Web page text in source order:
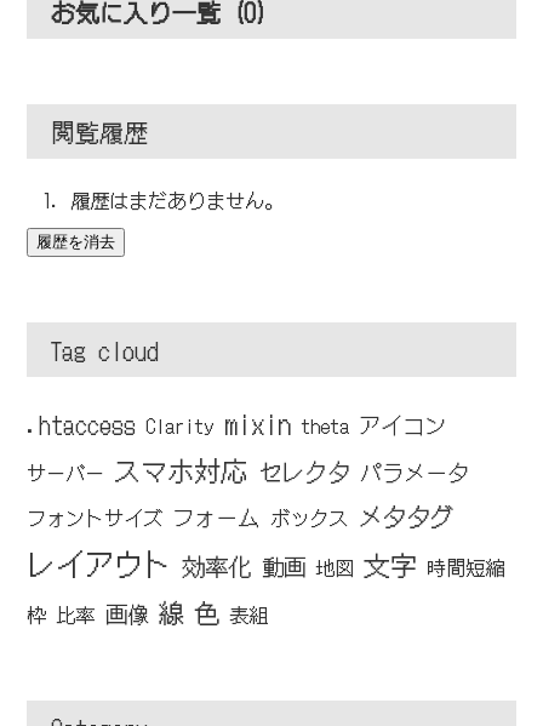
お気に入り一覧 (0)
閲覧履歴
履歴はまだありません。
履歴を消去
Tag cloud
.htaccess Clarity mixin theta アイコン
サーバー スマホ対応 セレクタ パラメータ
フォントサイズ フォーム ボックス メタタグ
レイアウト 効率化 動画 地図 文字 時間短縮
枠 比率 画像 線 色 表組